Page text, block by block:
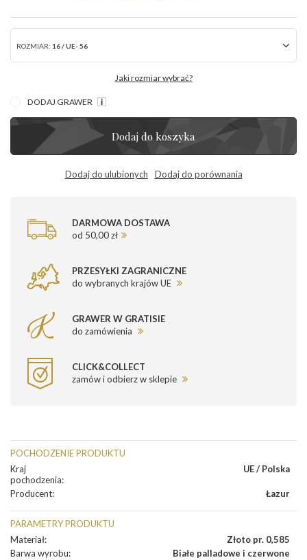
ROZMIAR: 16 / UE- 56
Jaki rozmiar wybrać?
DODAJ GRAWER
Dodaj do koszyka
Dodaj do ulubionych Dodaj do porównania
DARMOWA DOSTAWA
od 50,00 zł
PRZESYŁKI ZAGRANICZNE
do wybranych krajów UE
GRAWER W GRATISIE
do zamówienia
CLICK&COLLECT
zamów i odbierz w sklepie
POCHODZENIE PRODUKTU
Kraj
pochodzenia:
UE / Polska
Producent: Łazur
PARAMETRY PRODUKTU
Materiał:
Złoto pr. 0,585
Barwa wyrobu:
Białe palladowe i czerwone